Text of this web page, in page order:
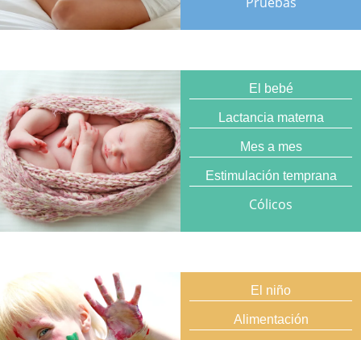
El bebé
Lactancia materna
Mes a mes
Estimulación temprana
Cólicos
El niño
Alimentación